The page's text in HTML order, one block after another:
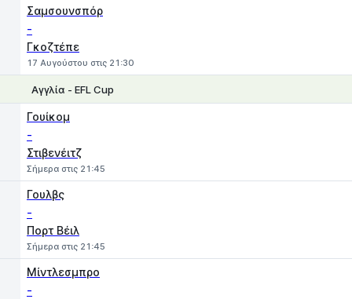
Σαμσουνσπόρ
-
Γκοζτέπε
17 Αυγούστου στις 21:30
Αγγλία - EFL Cup
Γουίκομ
-
Στιβενέιτζ
Σήμερα στις 21:45
Γουλβς
-
Πορτ Βέιλ
Σήμερα στις 21:45
Μίντλεσμπρο
-